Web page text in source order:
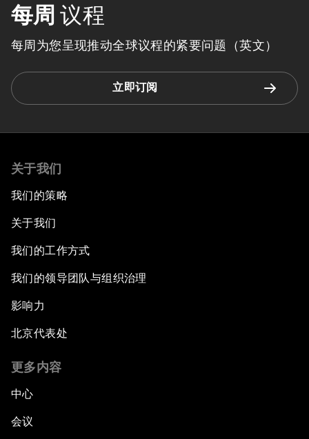
每周 议程
每周为您呈现推动全球议程的紧要问题（英文）
立即订阅
关于我们
我们的策略
关于我们
我们的工作方式
我们的领导团队与组织治理
影响力
北京代表处
更多内容
中心
会议